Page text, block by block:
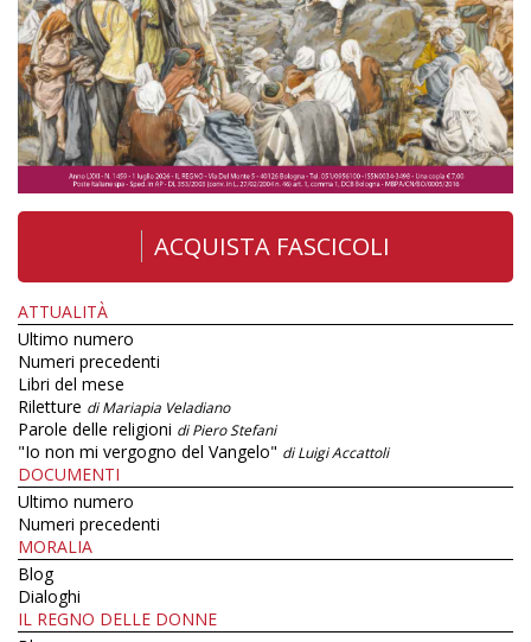
ACQUISTA FASCICOLI
ATTUALITÀ
Ultimo numero
Numeri precedenti
Libri del mese
Riletture di Mariapia Veladiano
Parole delle religioni di Piero Stefani
"Io non mi vergogno del Vangelo" di Luigi Accattoli
DOCUMENTI
Ultimo numero
Numeri precedenti
MORALIA
Blog
Dialoghi
IL REGNO DELLE DONNE